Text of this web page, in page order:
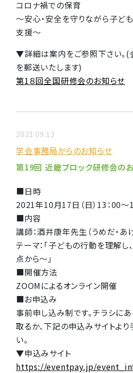
コロナ禍での保育
～安心・安全を守りながら子ど
支援～
▼詳細は案内をご参照下さい。
を郵送いたします)
第1８回全国研修会のお知らせ
2021.09.13
学会事務局からのお知らせ
第19回 近畿ブロック研修会の
■日時
2021年10月17日（日）13：00～
■内容
講師：酒井康年先生（うめだ・あ
テーマ：「子どもの行動を理解
点から～」
■開催方法
ZOOMによるオンライン開催
■お申込み
事前申し込み制です。チラシに
取るか、下記の申込みサイトより
い。
▼申込みサイト
https://eventpay.jp/